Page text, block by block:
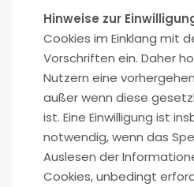
Hinweise zur
Cookies im Einklang mit
Vorschriften ein. Daher
Nutzern eine
außer wenn diese
ist. Eine Einwilligung ist
notwendig, wenn das
Auslesen der
Cookies, unbedingt